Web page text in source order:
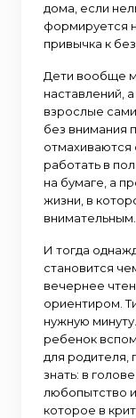
дома, если
формируется
привычка к
Дети вообще
наставлений,
взрослые
без внимания
отмахиваются
работать в
на бумаге, а
жизни, в
внимательным.
И тогда
становится
вечернее
ориентиром.
нужную
ребенок
для родителя,
знать: в
любопытство
которое в